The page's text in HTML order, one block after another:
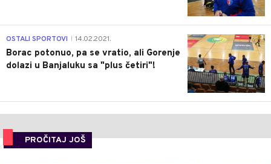
3
OSTALI SPORTOVI 14.02.2021.
Borac potonuo, pa se vratio, ali Gorenje
dolazi u Banjaluku sa "plus četiri"!
PROČITAJ JOŠ